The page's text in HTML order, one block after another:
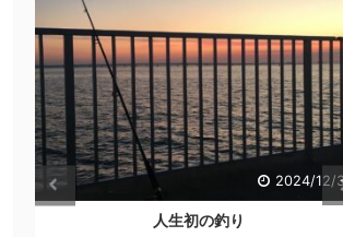
2024/12/
人生初の釣り